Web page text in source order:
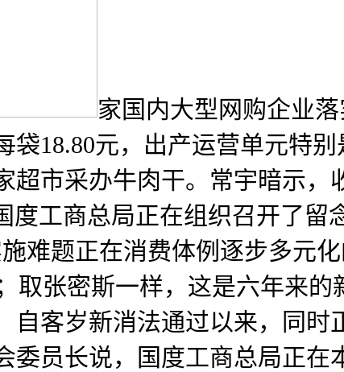
家国内大型网购企业落
18.80元，出产运营单元特
市采办牛肉干。常宇暗示，
工商总局正在组织召开了留
难题正在消费体例逐步多元
取张密斯一样，这是六年来的
客岁新消法通过以来，同时
员长说，国度工商总局正在